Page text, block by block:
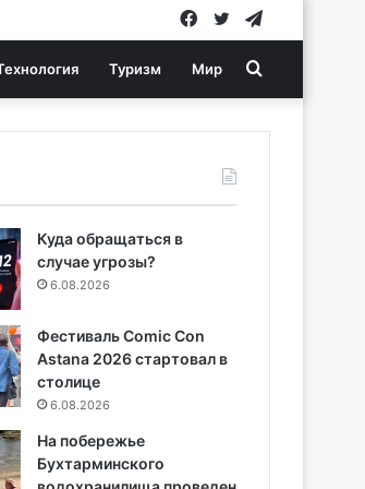
Twitter
Facebook
Туризм Мир Search
for
Куда обращаться в
случае угрозы?
6.08.2026
Фестиваль Comic Con
Astana 2026 стартовал в
столице
6.08.2026
На побережье
Бухтарминского